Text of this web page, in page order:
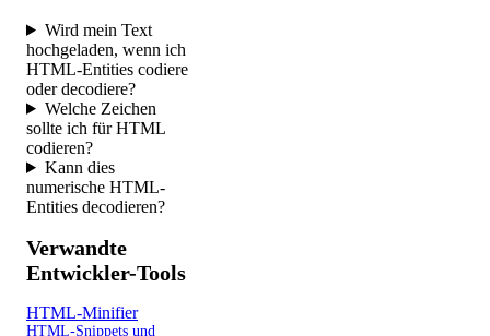
Wird mein Text
hochgeladen, wenn ich
HTML-Entities codiere
oder decodiere?
Welche Zeichen
sollte ich für HTML
codieren?
Kann dies
numerische HTML-
Entities decodieren?
Verwandte
Entwickler-Tools
HTML-Minifier
HTML-Snippets und